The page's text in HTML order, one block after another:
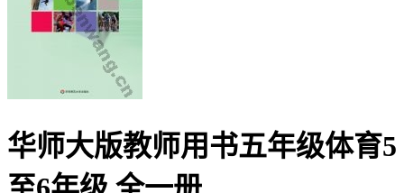
华师大版教师用书五年级体育5